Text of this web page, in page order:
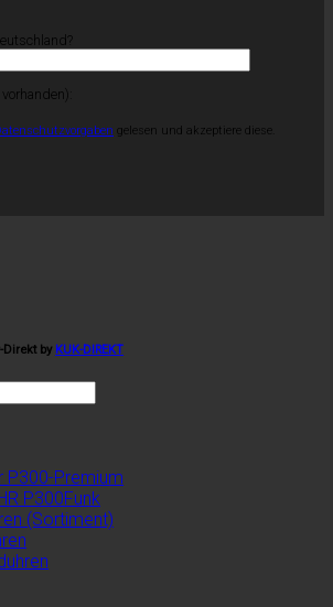
gelesen und akzeptiere diese.
by KUK-DIREKT
P300-Premium
P300Funk
(Sortiment)